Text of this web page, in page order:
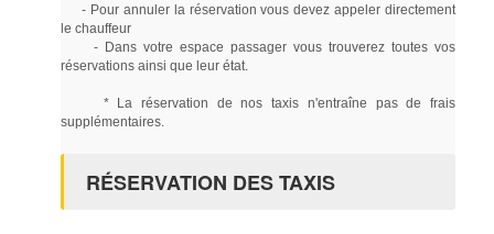
- Pour annuler la réservation vous devez appeler directement
le chauffeur
- Dans votre espace passager vous trouverez toutes vos
réservations ainsi que leur état.
* La réservation de nos taxis n'entraîne pas de frais
supplémentaires.
RÉSERVATION DES TAXIS